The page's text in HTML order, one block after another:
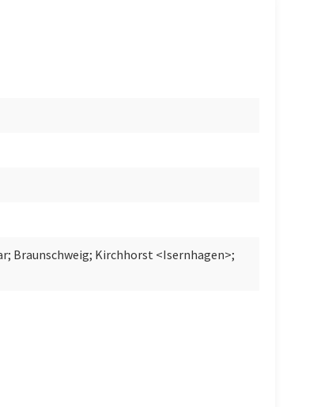
Braunschweig; Kirchhorst <Isernhagen>;